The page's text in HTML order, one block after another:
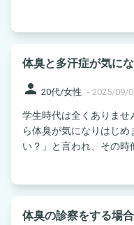
体臭と多汗症が気に
person 20代/女性 - 2025/09/
学生時代は全くありませ
ら体臭が気になりはじ
い？」と言われ、その時
体臭の診察をする場